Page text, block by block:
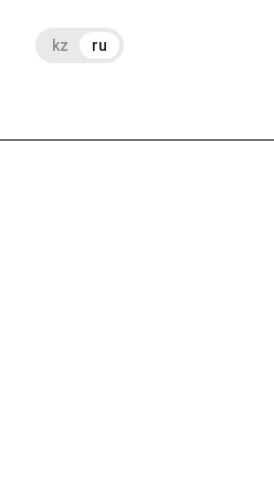
kz ru